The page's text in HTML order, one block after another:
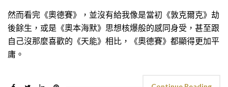
然而看完《奧德賽》，並沒有給我像是當初《敦克爾克》劫
後餘生，或是《奧本海默》思想核爆般的感同身受，甚至跟
自己沒那麼喜歡的《天能》相比，《奧德賽》都顯得更加平
庸。